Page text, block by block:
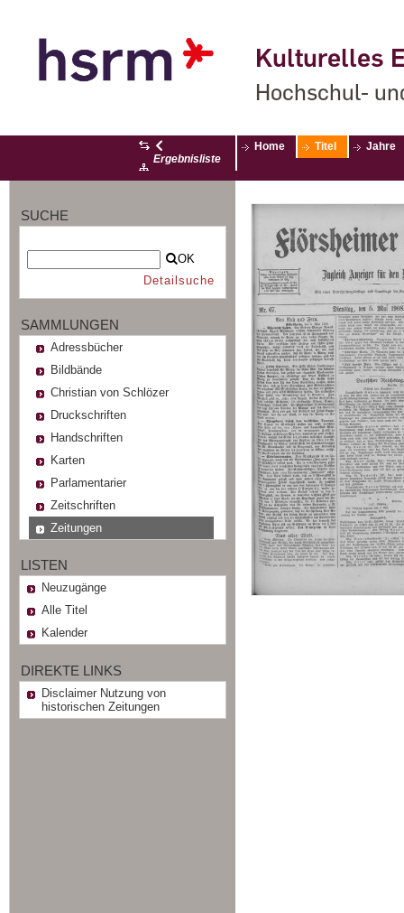
Kulturelles
Hochschul-
Ergebnisliste
Home Titel Jahre
SUCHE
OK
Detailsuche
SAMMLUNGEN
Adressbücher
Bildbände
Christian von Schlözer
Druckschriften
Handschriften
Karten
Parlamentarier
Zeitschriften
Zeitungen
LISTEN
Neuzugänge
Alle Titel
Kalender
DIREKTE LINKS
Disclaimer Nutzung von
historischen Zeitungen